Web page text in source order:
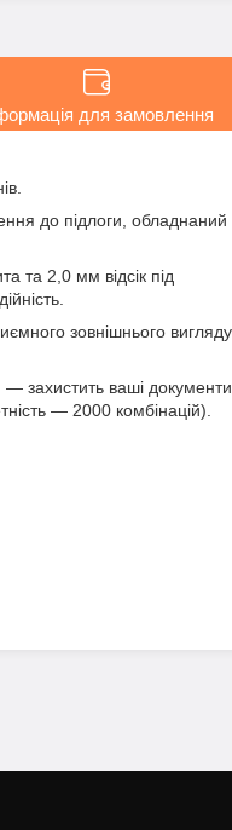
для замовлення
до підлоги, обладнаний
та 2,0 мм відсік під
зовнішнього вигляду
захистить ваші документи
— 2000 комбінацій).